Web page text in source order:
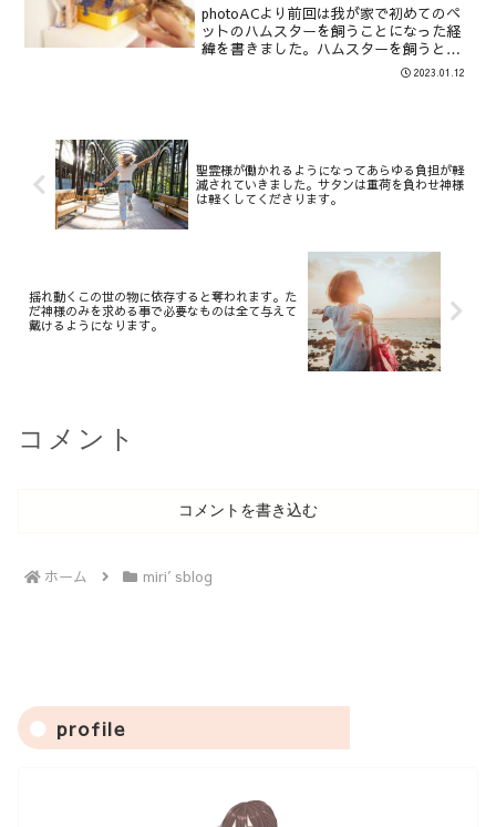
photoACより前回は我が家で初めてのペ
ットのハムスターを飼うことになった経
緯を書きました。ハムスターを飼うと決
めてから、次女からいつ飼うの？と毎日
せがまれる日々。必要なものを調べ、メ
2023.01.12
聖霊様が働かれるようになってあらゆる負担が軽
減されていきました。サタンは重荷を負わせ神様
は軽くしてくださります。
揺れ動くこの世の物に依存すると奪われます。た
だ神様のみを求める事で必要なものは全て与えて
戴けるようになります。
コメント
コメントを書き込む
ホーム miri′sblog
profile